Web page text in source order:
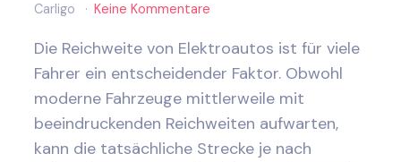
Carligo Keine Kommentare
Die Reichweite von Elektroautos ist für viele
Fahrer ein entscheidender Faktor. Obwohl
moderne Fahrzeuge mittlerweile mit
beeindruckenden Reichweiten aufwarten,
kann die tatsächliche Strecke je nach